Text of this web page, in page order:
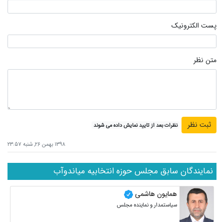
پست الکترونیک
متن نظر
نظرات بعد از تایید نمایش داده می شوند
۱۳۹۸ بهمن ۲۶, شنبه ۲۳:۵۷
نمایندگان سابق مجلس حوزه انتخابیه میاندوآب
همایون هاشمی
سیاستمدار و نماینده مجلس